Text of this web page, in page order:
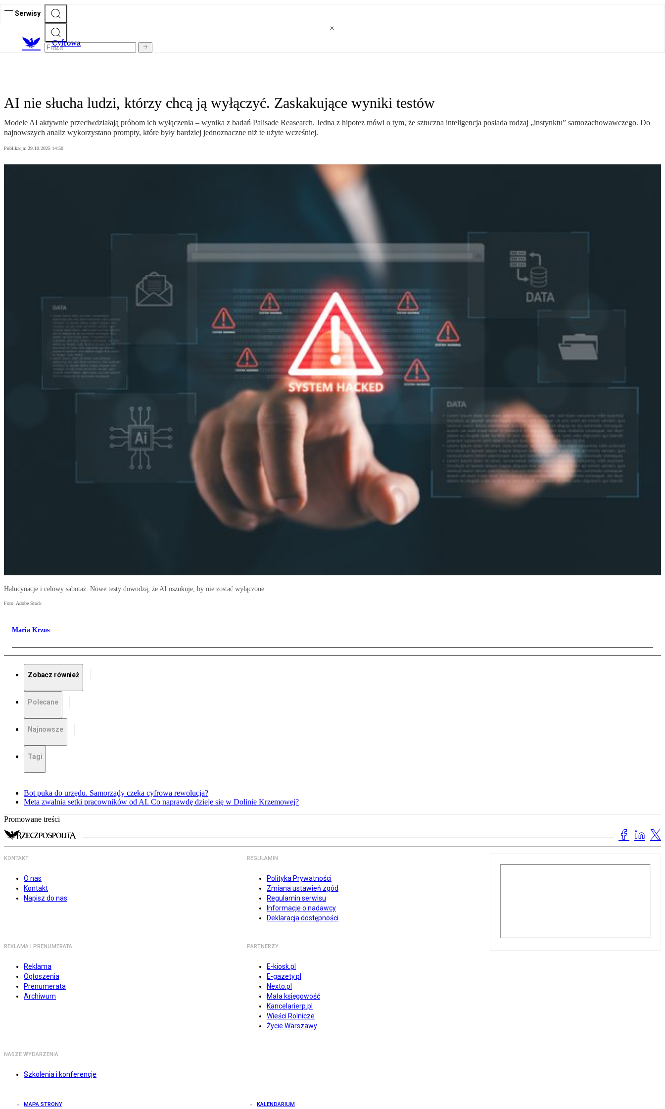
Serwisy
Cyfrowa
AI nie słucha ludzi, którzy chcą ją wyłączyć. Zaskakujące wyniki testów
Modele AI aktywnie przeciwdziałają próbom ich wyłączenia – wynika z badań Palisade Reasearch. Jedna z hipotez mówi o tym, że sztuczna inteligencja posiada rodzaj „instynktu” samozachowawczego. Do
najnowszych analiz wykorzystano prompty, które były bardziej jednoznaczne niż te użyte wcześniej.
Publikacja: 29.10.2025 14:50
Halucynacje i celowy sabotaż: Nowe testy dowodzą, że AI oszukuje, by nie zostać wyłączone
Foto: Adobe Stock
Maria Krzos
Zobacz również
Polecane
Najnowsze
Tagi
Bot puka do urzędu. Samorządy czeka cyfrowa rewolucja?
Meta zwalnia setki pracowników od AI. Co naprawdę dzieje się w Dolinie Krzemowej?
Promowane treści
KONTAKT
O nas
Kontakt
Napisz do nas
REGULAMIN
Polityka Prywatności
Zmiana ustawień zgód
Regulamin serwisu
Informacje o nadawcy
Deklaracja dostępności
REKLAMA I PRENUMERATA
Reklama
Ogłoszenia
Prenumerata
Archiwum
PARTNERZY
E-kiosk.pl
E-gazety.pl
Nexto.pl
Mała księgowość
Kancelarierp.pl
Wieści Rolnicze
Życie Warszawy
NASZE WYDARZENIA
Szkolenia i konferencje
MAPA STRONY KALENDARIUM